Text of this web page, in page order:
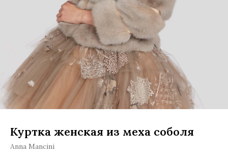
Куртка женская из меха соболя
Anna Mancini